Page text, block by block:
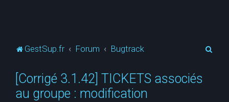
GestSup.fr Forum Bugtrack
[Corrigé 3.1.42] TICKETS associés
au groupe : modification